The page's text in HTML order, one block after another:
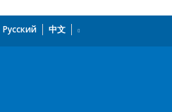
Русский 中文